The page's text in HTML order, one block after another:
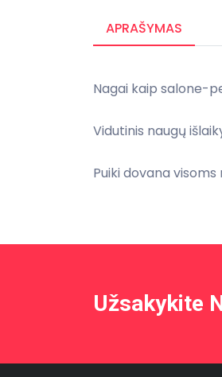
APRAŠYMAS
Nagai kaip salone-
Vidutinis naugų
Puiki dovana
Užsakykite